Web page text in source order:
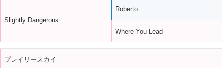
Slightly Dangerous
Roberto
Where You Lead
プレイリースカイ